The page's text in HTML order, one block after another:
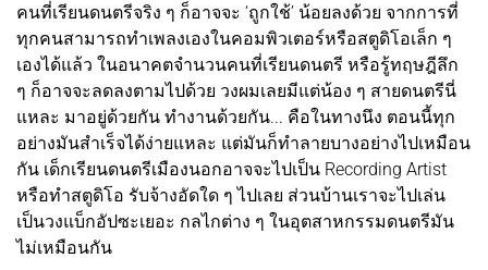
คนที่เรียนดนตรีจริง ๆ ก็อาจจะ ‘ถูกใช้’ น้อยลงด้วย จากการที่
ทุกคนสามารถทำเพลงเองในคอมพิวเตอร์หรือสตูดิโอเล็ก ๆ
เองได้แล้ว ในอนาคตจำนวนคนที่เรียนดนตรี หรือรู้ทฤษฎีลึก
ๆ ก็อาจจะลดลงตามไปด้วย วงผมเลยมีแต่น้อง ๆ สายดนตรีนี่
แหละ มาอยู่ด้วยกัน ทำงานด้วยกัน... คือในทางนึง ตอนนี้ทุก
อย่างมันสำเร็จได้ง่ายแหละ แต่มันก็ทำลายบางอย่างไปเหมือน
กัน เด็กเรียนดนตรีเมืองนอกอาจจะไปเป็น Recording Artist
หรือทำสตูดิโอ รับจ้างอัดใด ๆ ไปเลย ส่วนบ้านเราจะไปเล่น
เป็นวงแบ็กอัปซะเยอะ กลไกต่าง ๆ ในอุตสาหกรรมดนตรีมัน
ไม่เหมือนกัน